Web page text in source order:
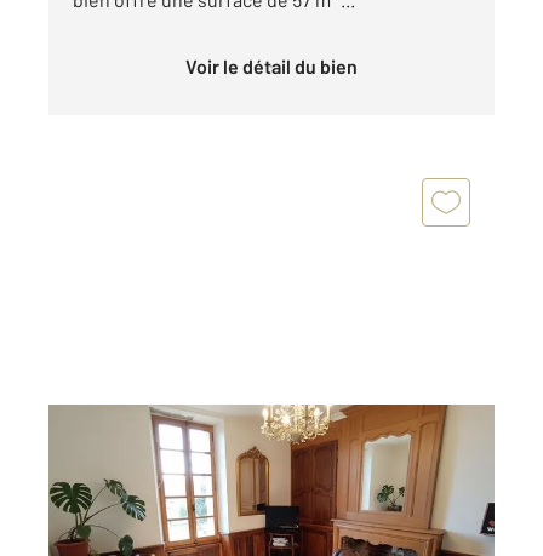
Voir le détail du bien
PERIGUEUX 24
, 2 pièces
Ref : 20078
Appartement F2 à vendre